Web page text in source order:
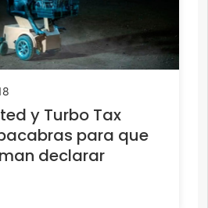
y Turbo Tax
para que
declarar